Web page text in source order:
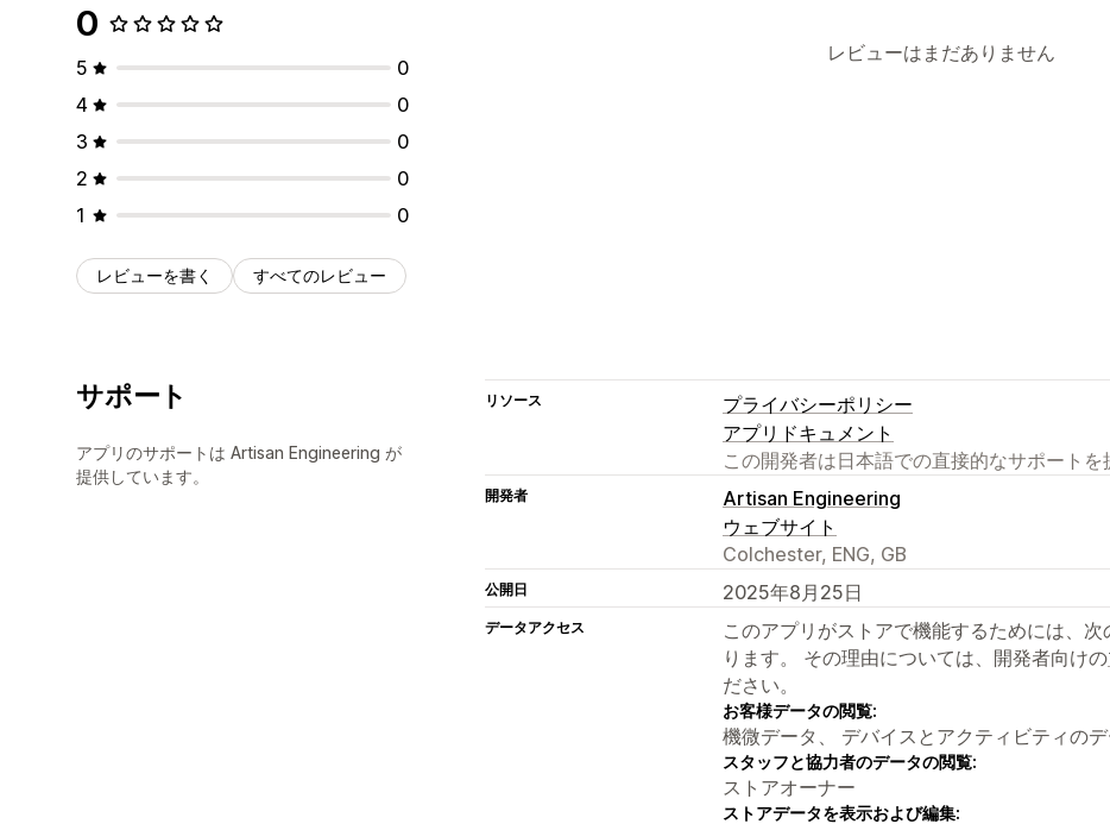
0
5
0
4
0
3
0
2
0
1
0
レビューを書く すべてのレビュー
レビューはまだありません
サポート
アプリのサポートは Artisan Engineering が
提供しています。
リソース
プライバシーポリシー
アプリドキュメント
この開発者は日本語での直接的なサポートを
開発者
Artisan Engineering
ウェブサイト
Colchester, ENG, GB
公開日 2025年8月25日
データアクセス
このアプリがストアで機能するためには、
ります。 その理由については、開発者向けの
ださい。
お客様データの閲覧:
機微データ、 デバイスとアクティビティのデ
スタッフと協力者のデータの閲覧:
ストアオーナー
ストアデータを表示および編集: